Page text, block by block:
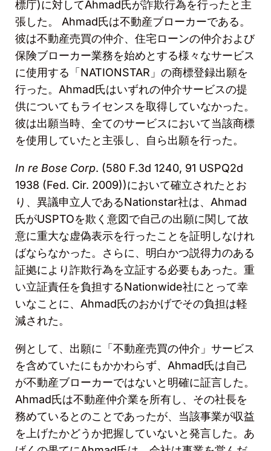
標庁)に対してAhmad氏が詐欺行為を行ったと主
張した。
Ahmad氏は不動産ブローカーである。
彼は不動産売買の仲介、住宅ローンの仲介および
保険ブローカー業務を始めとする様々なサービス
に使用する「 NATIONSTAR 」の商標登録出願を
行った。 Ahmad氏はいずれの仲介サービスの提
供についてもライセンスを取得していなかった。
彼は出願当時、全てのサービスにおいて当該商標
を使用していたと主張し、自ら出願を行った。
In re Bose Corp. (580 F.3d 1240, 91 USPQ2d
1938 (Fed. Cir. 2009))において確立されたとお
り、異議申立人であるNationstar社は、 Ahmad
氏がUSPTOを欺く意図で自己の出願に関して故
意に重大な虚偽表示を行ったことを証明しなけれ
ばならなかった。さらに、明白かつ説得力のある
証拠により詐欺行為を立証する必要もあった。重
い立証責任を負担するNationwide社にとって幸
いなことに、 Ahmad氏のおかげでその負担は軽
減された。
例として、出願に「不動産売買の仲介」サービス
を含めていたにもかかわらず、 Ahmad氏は自己
が不動産ブローカーではないと明確に証言した。
Ahmad氏は不動産仲介業を所有し、その社長を
務めているとのことであったが、当該事業が収益
を上げたかどうか把握していないと発言した。あ